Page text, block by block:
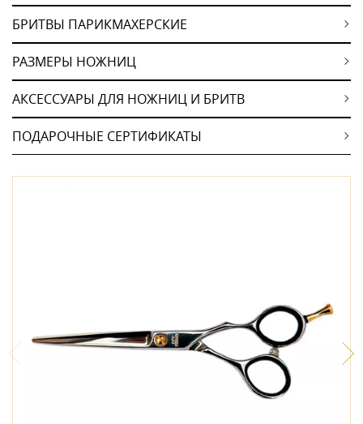
БРИТВЫ ПАРИКМАХЕРСКИЕ
РАЗМЕРЫ НОЖНИЦ
АКСЕССУАРЫ ДЛЯ НОЖНИЦ И БРИТВ
ПОДАРОЧНЫЕ СЕРТИФИКАТЫ